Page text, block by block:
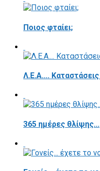
Ποιος φταίει;
Λ.Ε.Α....
365 ημέρες θλίψης...